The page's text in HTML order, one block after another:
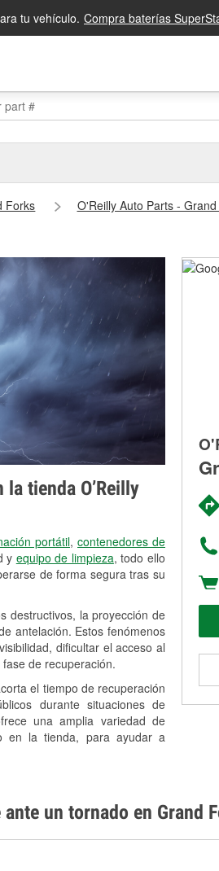
tu vehículo. Compra baterías
Forks
O'Reilly Auto Parts -
tienda O’Reilly
portátil, contenedores de
y equipo de limpieza, todo ello
de forma segura tras su
destructivos, la proyección de
antelación. Estos fenómenos
dificultar el acceso al
de recuperación.
el tiempo de recuperación
durante situaciones de
una amplia variedad de
en la tienda, para ayudar a
un tornado en Grand